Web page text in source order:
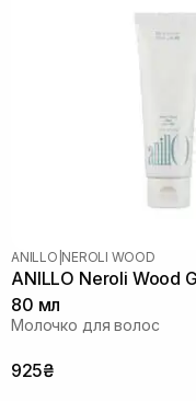
ANILLO NEROLI WOOD
ANILLO Neroli Wood
80 мл
Молочко для волос
925₴